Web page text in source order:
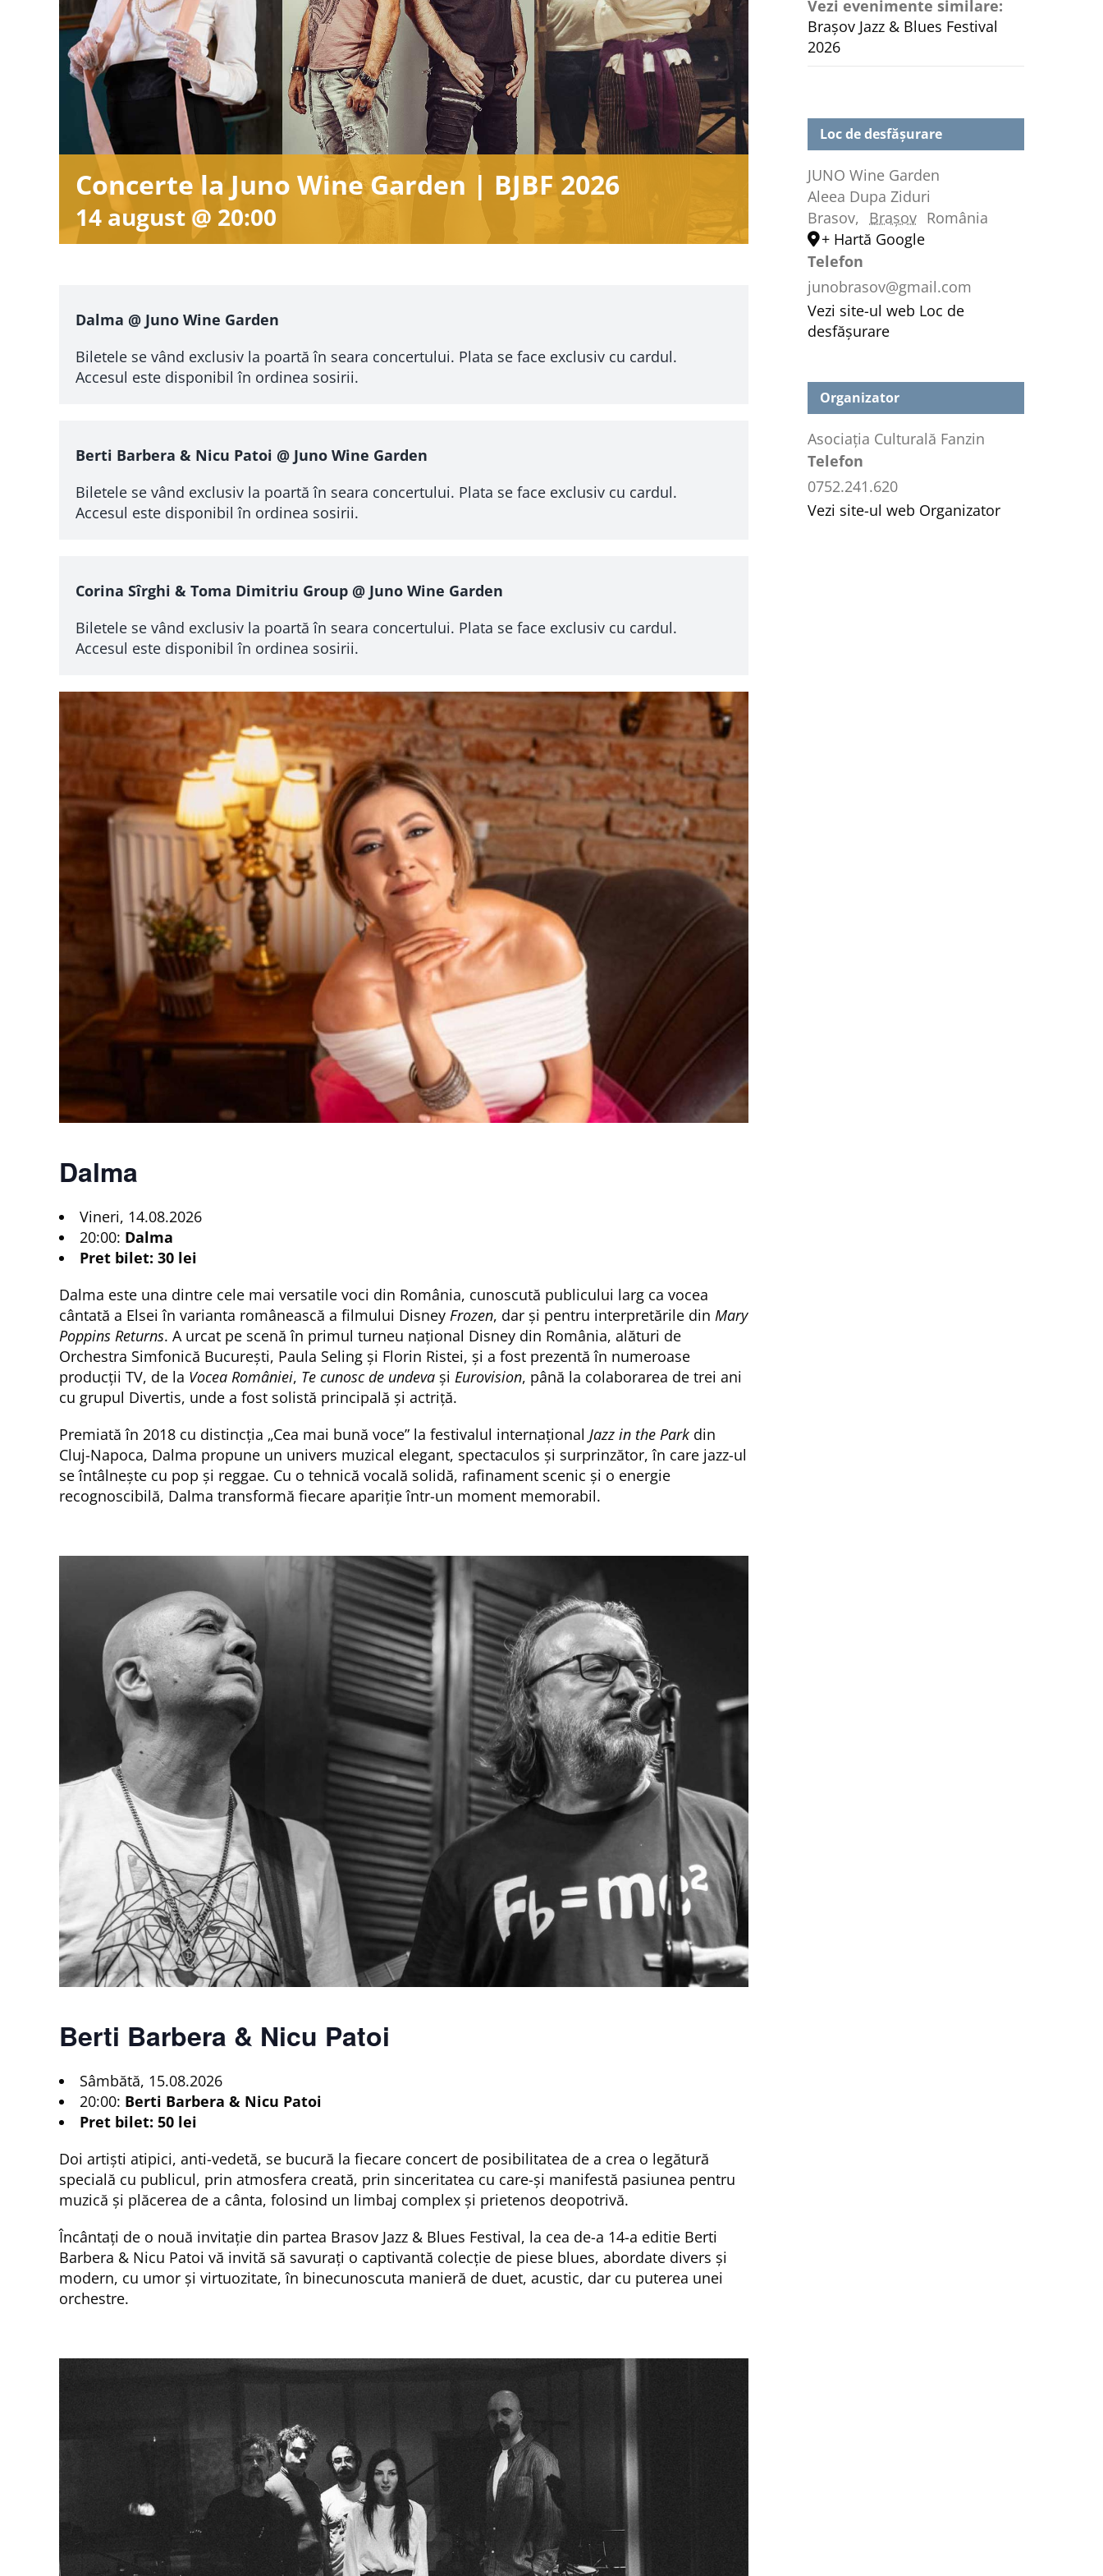
Concerte la Juno Wine Garden | BJBF 2026
14 august @ 20:00
Dalma @ Juno Wine Garden
Biletele se vând exclusiv la poartă în seara concertului. Plata se face exclusiv cu cardul.
Accesul este disponibil în ordinea sosirii.
Berti Barbera & Nicu Patoi @ Juno Wine Garden
Biletele se vând exclusiv la poartă în seara concertului. Plata se face exclusiv cu cardul.
Accesul este disponibil în ordinea sosirii.
Corina Sîrghi & Toma Dimitriu Group @ Juno Wine Garden
Biletele se vând exclusiv la poartă în seara concertului. Plata se face exclusiv cu cardul.
Accesul este disponibil în ordinea sosirii.
Dalma
Vineri, 14.08.2026
20:00: Dalma
Pret bilet: 30 lei
Dalma este una dintre cele mai versatile voci din România, cunoscută publicului larg ca vocea
cântată a Elsei în varianta românească a filmului Disney Frozen, dar și pentru interpretările din Mary
Poppins Returns. A urcat pe scenă în primul turneu național Disney din România, alături de
Orchestra Simfonică București, Paula Seling și Florin Ristei, și a fost prezentă în numeroase
producții TV, de la Vocea României, Te cunosc de undevași Eurovision, până la colaborarea de trei ani
cu grupul Divertis, unde a fost solistă principală și actriță.
Premiată în 2018 cu distincția „Cea mai bună voce” la festivalul internațional Jazz in the Parkdin
Cluj-Napoca, Dalma propune un univers muzical elegant, spectaculos și surprinzător, în care jazz-ul
se întâlnește cu pop și reggae. Cu o tehnică vocală solidă, rafinament scenic și o energie
recognoscibilă, Dalma transformă fiecare apariție într-un moment memorabil.
Berti Barbera & Nicu Patoi
Sâmbătă, 15.08.2026
20:00: Berti Barbera & Nicu Patoi
Pret bilet: 50 lei
Doi artiști atipici, anti-vedetă, se bucură la fiecare concert de posibilitatea de a crea o legătură
specială cu publicul, prin atmosfera creată, prin sinceritatea cu care-și manifestă pasiunea pentru
muzică și plăcerea de a cânta, folosind un limbaj complex și prietenos deopotrivă.
Încântați de o nouă invitație din partea Brasov Jazz & Blues Festival, la cea de-a 14-a editie Berti
Barbera & Nicu Patoi vă invită să savurați o captivantă colecție de piese blues, abordate divers și
modern, cu umor și virtuozitate, în binecunoscuta manieră de duet, acustic, dar cu puterea unei
orchestre.
Vezi evenimente similare:
Brașov Jazz & Blues Festival
2026
Loc de desfășurare
JUNO Wine Garden
Aleea Dupa Ziduri
Brasov, Brașov România
+ Hartă Google
Telefon
junobrasov@gmail.com
Vezi site-ul web Loc de
desfășurare
Organizator
Asociația Culturală Fanzin
Telefon
0752.241.620
Vezi site-ul web Organizator